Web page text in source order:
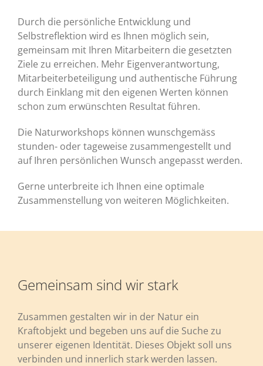
Durch die persönliche Entwicklung und
Selbstreflektion wird es Ihnen möglich sein,
gemeinsam mit Ihren Mitarbeitern die gesetzten
Ziele zu erreichen. Mehr Eigenverantwortung,
Mitarbeiterbeteiligung und authentische Führung
durch Einklang mit den eigenen Werten können
schon zum erwünschten Resultat führen.
Die Naturworkshops können wunschgemäss
stunden- oder tageweise zusammengestellt und
auf Ihren persönlichen Wunsch angepasst werden.
Gerne unterbreite ich Ihnen eine optimale
Zusammenstellung von weiteren Möglichkeiten.
Gemeinsam sind wir stark
Zusammen gestalten wir in der Natur ein
Kraftobjekt und begeben uns auf die Suche zu
unserer eigenen Identität. Dieses Objekt soll uns
verbinden und innerlich stark werden lassen.